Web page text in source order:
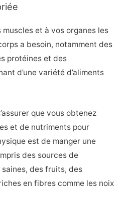
et à vos organes les
a besoin, notamment des
protéines et des
d’une variété d’aliments
que vous obtenez
et de nutriments pour
est de manger une
des sources de
des fruits, des
en fibres comme les noix